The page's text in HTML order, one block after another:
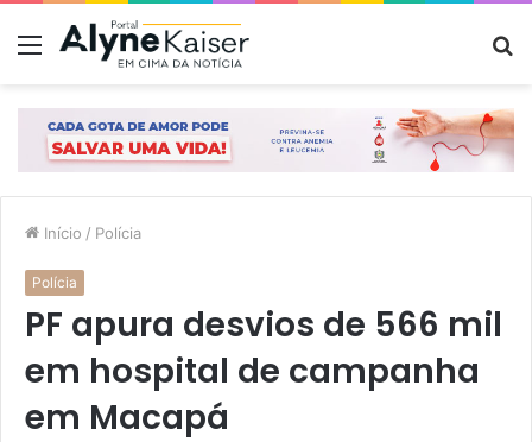
Menu
Início / Polícia
Polícia
PF apura desvios de 566 mil
em hospital de campanha
em Macapá